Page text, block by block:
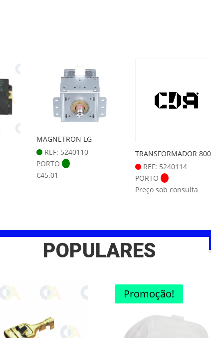
MAGNETRON LG
REF: 5240110
PORTO
€45.01
TRANSFORMADOR
REF: 5240114
PORTO
Preço sob consulta
POPULARES
Promoção!